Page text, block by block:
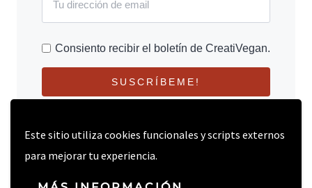
Este sitio utiliza cookies funcionales y scripts externos
para mejorar tu experiencia.
Consiento recibir el boletín de CreatiVegan.
SUSCRÍBEME!